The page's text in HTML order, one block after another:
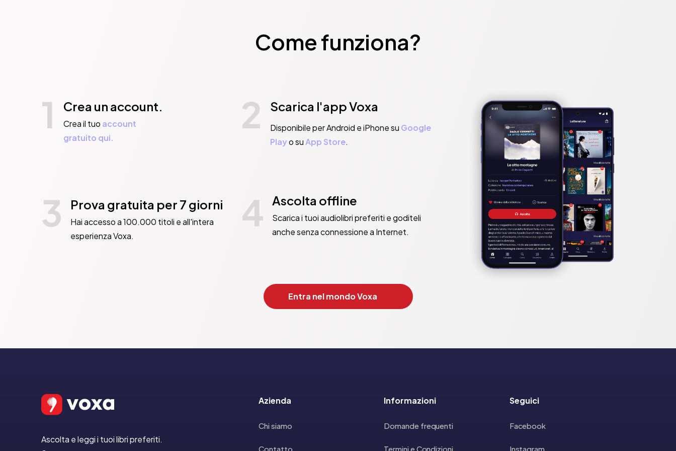
Come funziona?
1 Crea un account.
Crea il tuo account
gratuito qui.
2 Scarica l'app Voxa
Disponibile per Android e iPhone su Google
Playo suApp Store.
3 Prova gratuita per 7 giorni
Hai accesso a 100.000 titoli e all'intera
esperienza Voxa.
4 Ascolta offline
Scarica i tuoi audiolibri preferiti e goditeli
anche senza connessione a Internet.
Entra nel mondo Voxa
Ascolta e leggi i tuoi libri preferiti.
Azienda
Chi siamo
Contatto
Informazioni
Domande frequenti
Termini e Condizioni
Seguici
Facebook
Instagram